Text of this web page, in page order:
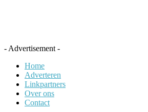
- Advertisement -
Home
Adverteren
Linkpartners
Over ons
Contact